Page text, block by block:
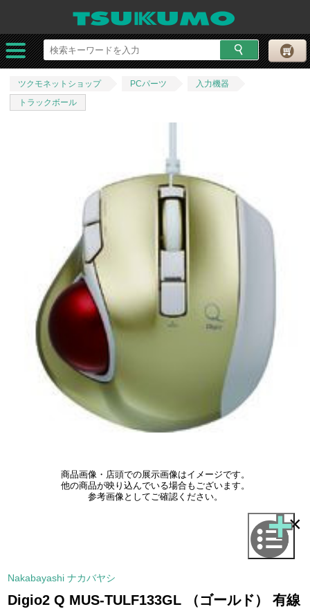
ツクモネットショップ PCパーツ
入力機器
トラックボール
商品画像・店頭での展示画像はイメージです。
他の商品が映り込んでいる場合もございます。
参考画像としてご確認ください。
×
Nakabayashi ナカバヤシ
Digio2 Q MUS-TULF133GL （ゴールド） 有線